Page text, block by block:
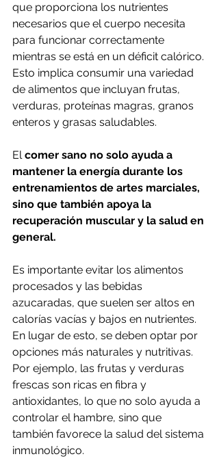
que proporciona los nutrientes
necesarios que el cuerpo necesita
para funcionar correctamente
mientras se está en un déficit calórico.
Esto implica consumir una variedad
de alimentos que incluyan frutas,
verduras, proteínas magras, granos
enteros y grasas saludables.
El comer sano no solo ayuda a
mantener la energía durante los
entrenamientos de artes marciales,
sino que también apoya la
recuperación muscular y la salud en
general.
Es importante evitar los alimentos
procesados y las bebidas
azucaradas, que suelen ser altos en
calorías vacías y bajos en nutrientes.
En lugar de esto, se deben optar por
opciones más naturales y nutritivas.
Por ejemplo, las frutas y verduras
frescas son ricas en fibra y
antioxidantes, lo que no solo ayuda a
controlar el hambre, sino que
también favorece la salud del sistema
inmunológico.